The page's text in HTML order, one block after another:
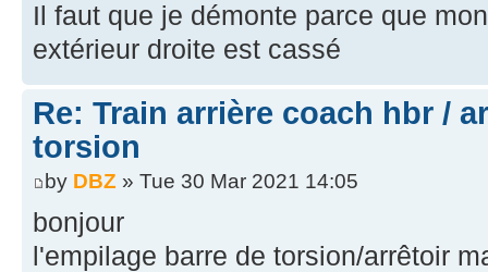
Il faut que je démonte parce que
extérieur droite est cassé
Re: Train arrière coach hbr /
torsion
by DBZ » Tue 30 Mar 2021 14:05
bonjour
l'empilage barre de torsion/arrêtoir